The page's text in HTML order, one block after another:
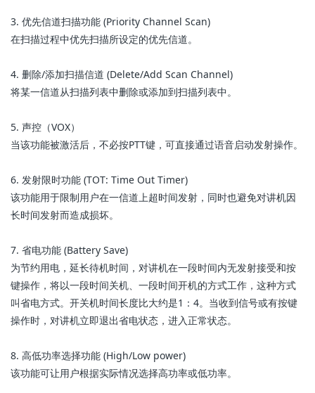
3. 优先信道扫描功能 (Priority Channel Scan)
在扫描过程中优先扫描所设定的优先信道。
4. 删除/添加扫描信道 (Delete/Add Scan Channel)
将某一信道从扫描列表中删除或添加到扫描列表中。
5. 声控（VOX）
当该功能被激活后，不必按PTT键，可直接通过语音启动发射操作。
6. 发射限时功能 (TOT: Time Out Timer)
该功能用于限制用户在一信道上超时间发射，同时也避免对讲机因
长时间发射而造成损坏。
7. 省电功能 (Battery Save)
为节约用电，延长待机时间，对讲机在一段时间内无发射接受和按
键操作，将以一段时间关机、一段时间开机的方式工作，这种方式
叫省电方式。开关机时间长度比大约是1：4。当收到信号或有按键
操作时，对讲机立即退出省电状态，进入正常状态。
8. 高低功率选择功能 (High/Low power)
该功能可让用户根据实际情况选择高功率或低功率。